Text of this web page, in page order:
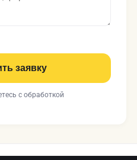
заявку
с обработкой